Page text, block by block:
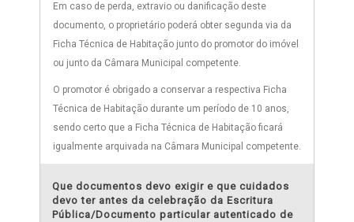
Em caso de perda, extravio ou danificação deste
documento, o proprietário poderá obter segunda via da
Ficha Técnica de Habitação junto do promotor do imóvel
ou junto da Câmara Municipal competente.
O promotor é obrigado a conservar a respectiva Ficha
Técnica de Habitação durante um período de 10 anos,
sendo certo que a Ficha Técnica de Habitação ficará
igualmente arquivada na Câmara Municipal competente.
Que documentos devo exigir e que cuidados
devo ter antes da celebração da Escritura
Pública/Documento particular autenticado de